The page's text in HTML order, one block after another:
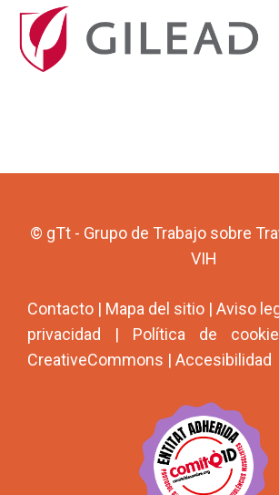
© gTt - Grupo de Trabajo sobre
VIH
Contacto | Mapa del sitio | Aviso
privacidad | Política de
CreativeCommons | Accesibilidad